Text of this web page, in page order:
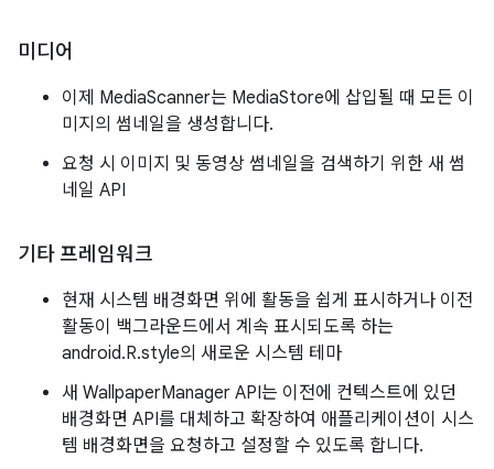
미디어
이제 MediaScanner는 MediaStore에 삽입될 때 모든 이
미지의 썸네일을 생성합니다.
요청 시 이미지 및 동영상 썸네일을 검색하기 위한 새 썸
네일 API
기타 프레임워크
현재 시스템 배경화면 위에 활동을 쉽게 표시하거나 이전
활동이 백그라운드에서 계속 표시되도록 하는
android.R.style의 새로운 시스템 테마
새 WallpaperManager API는 이전에 컨텍스트에 있던
배경화면 API를 대체하고 확장하여 애플리케이션이 시스
템 배경화면을 요청하고 설정할 수 있도록 합니다.